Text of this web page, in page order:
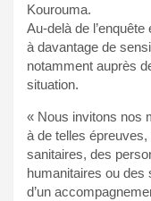
Kourouma.
Au-delà de
à davantage de
notamment auprès
situation.
« Nous invitons nos
à de telles
sanitaires, des
humanitaires ou des
d’un